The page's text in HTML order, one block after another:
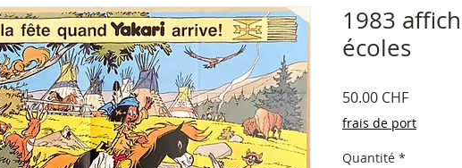
1983
écoles
50.00 CHFPrix
frais de port
Quantité *